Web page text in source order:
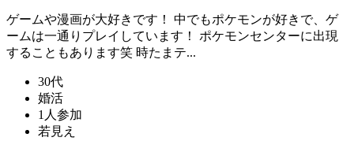
ゲームや漫画が大好きです！ 中でもポケモンが好きで、ゲ
ームは一通りプレイしています！ ポケモンセンターに出現
することもあります笑 時たまテ...
30代
婚活
1人参加
若見え